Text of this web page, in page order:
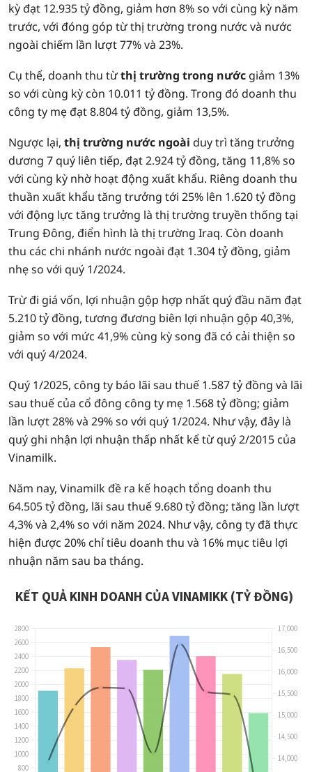
kỳ đạt 12.935 tỷ đồng, giảm hơn 8% so với cùng kỳ năm
trước, với đóng góp từ thị trường trong nước và nước
ngoài chiếm lần lượt 77% và 23%.
Cụ thể, doanh thu từthị trường trong nước giảm 13%
so với cùng kỳ còn 10.011 tỷ đồng. Trong đó doanh thu
công ty mẹ đạt 8.804 tỷ đồng, giảm 13,5%.
Ngược lại, thị trường nước ngoài duy trì tăng trưởng
dương 7 quý liên tiếp, đạt 2.924 tỷ đồng, tăng 11,8% so
với cùng kỳ nhờ hoạt động xuất khẩu. Riêng doanh thu
thuần xuất khẩu tăng trưởng tới 25% lên 1.620 tỷ đồng
với động lực tăng trưởng là thị trường truyền thống tại
Trung Đông, điển hình là thị trường Iraq. Còn doanh
thu các chi nhánh nước ngoài đạt 1.304 tỷ đồng, giảm
nhẹ so với quý 1/2024.
Trừ đi giá vốn, lợi nhuận gộp hợp nhất quý đầu năm đạt
5.210 tỷ đồng, tương đương biên lợi nhuận gộp 40,3%,
giảm so với mức 41,9% cùng kỳ song đã có cải thiện so
với quý 4/2024.
Quý 1/2025, công ty báo lãi sau thuế 1.587 tỷ đồng và lãi
sau thuế của cổ đông công ty mẹ 1.568 tỷ đồng; giảm
lần lượt 28% và 29% so với quý 1/2024. Như vậy, đây là
quý ghi nhận lợi nhuận thấp nhất kể từ quý 2/2015 của
Vinamilk.
Năm nay, Vinamilk đề ra kế hoạch tổng doanh thu
64.505 tỷ đồng, lãi sau thuế 9.680 tỷ đồng; tăng lần lượt
4,3% và 2,4% so với năm 2024. Như vậy, công ty đã thực
hiện được 20% chỉ tiêu doanh thu và 16% mục tiêu lợi
nhuận năm sau ba tháng.